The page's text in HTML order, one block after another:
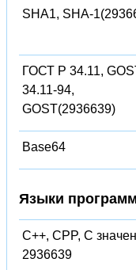
SHA1, SHA-
ГОСТ Р 34.11,
34.11-94,
GOST(2936639)
Base64
Языки
C++, CPP, C
2936639